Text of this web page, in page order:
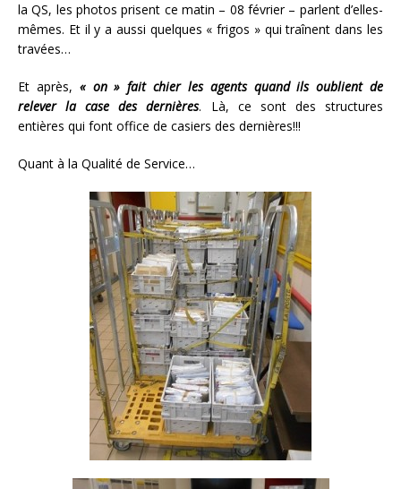
la QS, les photos prisent ce matin – 08 février – parlent d’elles-
mêmes. Et il y a aussi quelques « frigos » qui traînent dans les
travées…
Et après, « on » fait chier les agents quand ils oublient de
relever la case des dernières. Là, ce sont des structures
entières qui font office de casiers des dernières!!!
Quant à la Qualité de Service…